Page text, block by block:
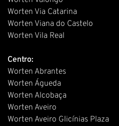
Worten Via Catarina
Worten Viana do Castelo
Worten Vila Real
Centro:
Worten Abrantes
Worten Águeda
Worten Alcobaça
Worten Aveiro
Worten Aveiro Glicínias Plaza